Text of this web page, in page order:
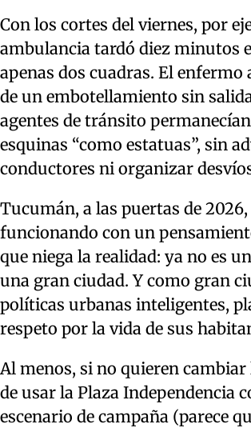
Con los cortes del viernes, por
ambulancia tardó diez minutos
apenas dos cuadras. El enfermo
de un embotellamiento sin
agentes de tránsito
esquinas “como estatuas”, sin
conductores ni organizar
Tucumán, a las puertas de
funcionando con un
que niega la realidad: ya no es
una gran ciudad. Y como gran
políticas urbanas inteligentes,
respeto por la vida de sus
Al menos, si no quieren
de usar la Plaza Independencia
escenario de campaña (parece